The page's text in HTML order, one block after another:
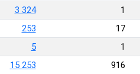
3 324 1
253 17
5 1
15 253 916